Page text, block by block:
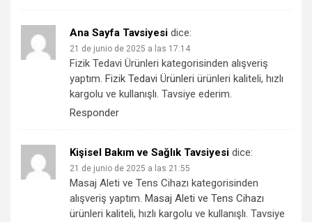
Ana Sayfa Tavsiyesi dice:
21 de junio de 2025 a las 17:14
Fizik Tedavi Ürünleri kategorisinden alışveriş
yaptım. Fizik Tedavi Ürünleri ürünleri kaliteli, hızlı
kargolu ve kullanışlı. Tavsiye ederim.
Responder
Kişisel Bakım ve Sağlık Tavsiyesi dice:
21 de junio de 2025 a las 21:55
Masaj Aleti ve Tens Cihazı kategorisinden
alışveriş yaptım. Masaj Aleti ve Tens Cihazı
ürünleri kaliteli, hızlı kargolu ve kullanışlı. Tavsiye